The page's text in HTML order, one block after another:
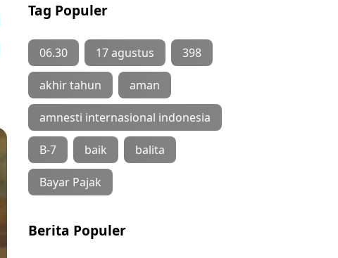
Tag Populer
06.30 17 agustus 398
akhir tahun aman
amnesti internasional indonesia
B-7 baik balita
Bayar Pajak
Berita Populer